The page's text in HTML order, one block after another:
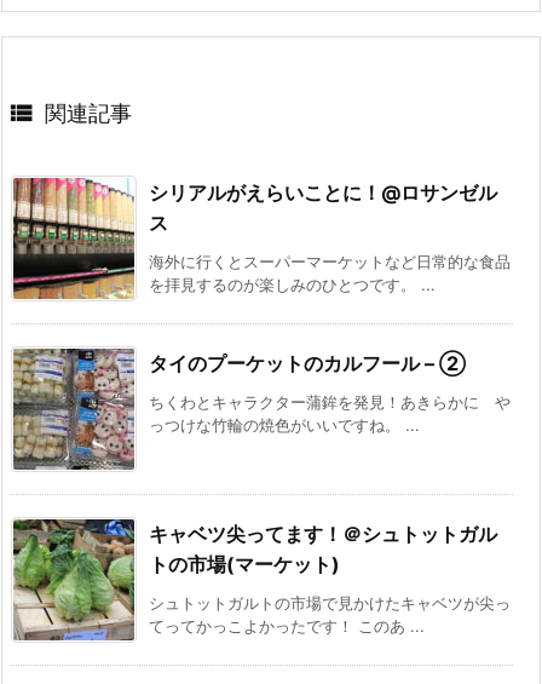
 関連記事
シリアルがえらいことに！@ロサンゼル
ス
海外に行くとスーパーマーケットなど日常的な食品
を拝見するのが楽しみのひとつです。 ...
タイのプーケットのカルフール – ②
ちくわとキャラクター蒲鉾を発見！あきらかに や
っつけな竹輪の焼色がいいですね。 ...
キャベツ尖ってます！＠シュトットガル
トの市場(マーケット)
シュトットガルトの市場で見かけたキャベツが尖っ
てってかっこよかったです！ このあ ...